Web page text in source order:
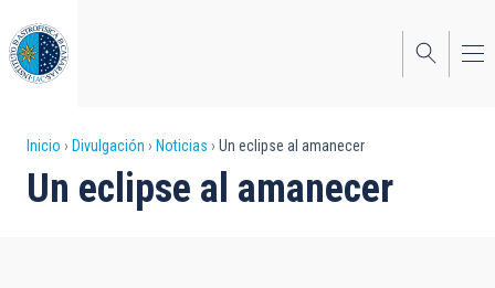
al
contenido
principal
Sobrescribir
enlaces
Inicio Divulgación Noticias Un eclipse al amanecer
Un eclipse al amanecer